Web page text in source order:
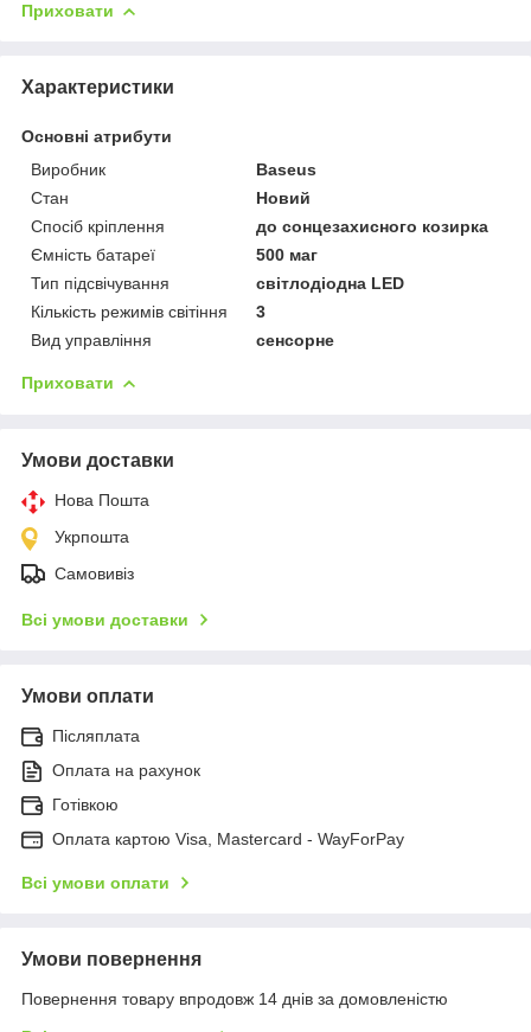
Приховати
Характеристики
Основні атрибути
Виробник
Baseus
Стан
Новий
Спосіб кріплення
до сонцезахисного козирка
Ємність батареї
500 маг
Тип підсвічування
світлодіодна LED
Кількість режимів світіння
3
Вид управління
сенсорне
Приховати
Умови доставки
Нова Пошта
Укрпошта
Самовивіз
Всі умови доставки
Умови оплати
Післяплата
Оплата на рахунок
Готівкою
Оплата картою Visa, Mastercard - WayForPay
Всі умови оплати
Умови повернення
Повернення товару впродовж 14 днів за домовленістю